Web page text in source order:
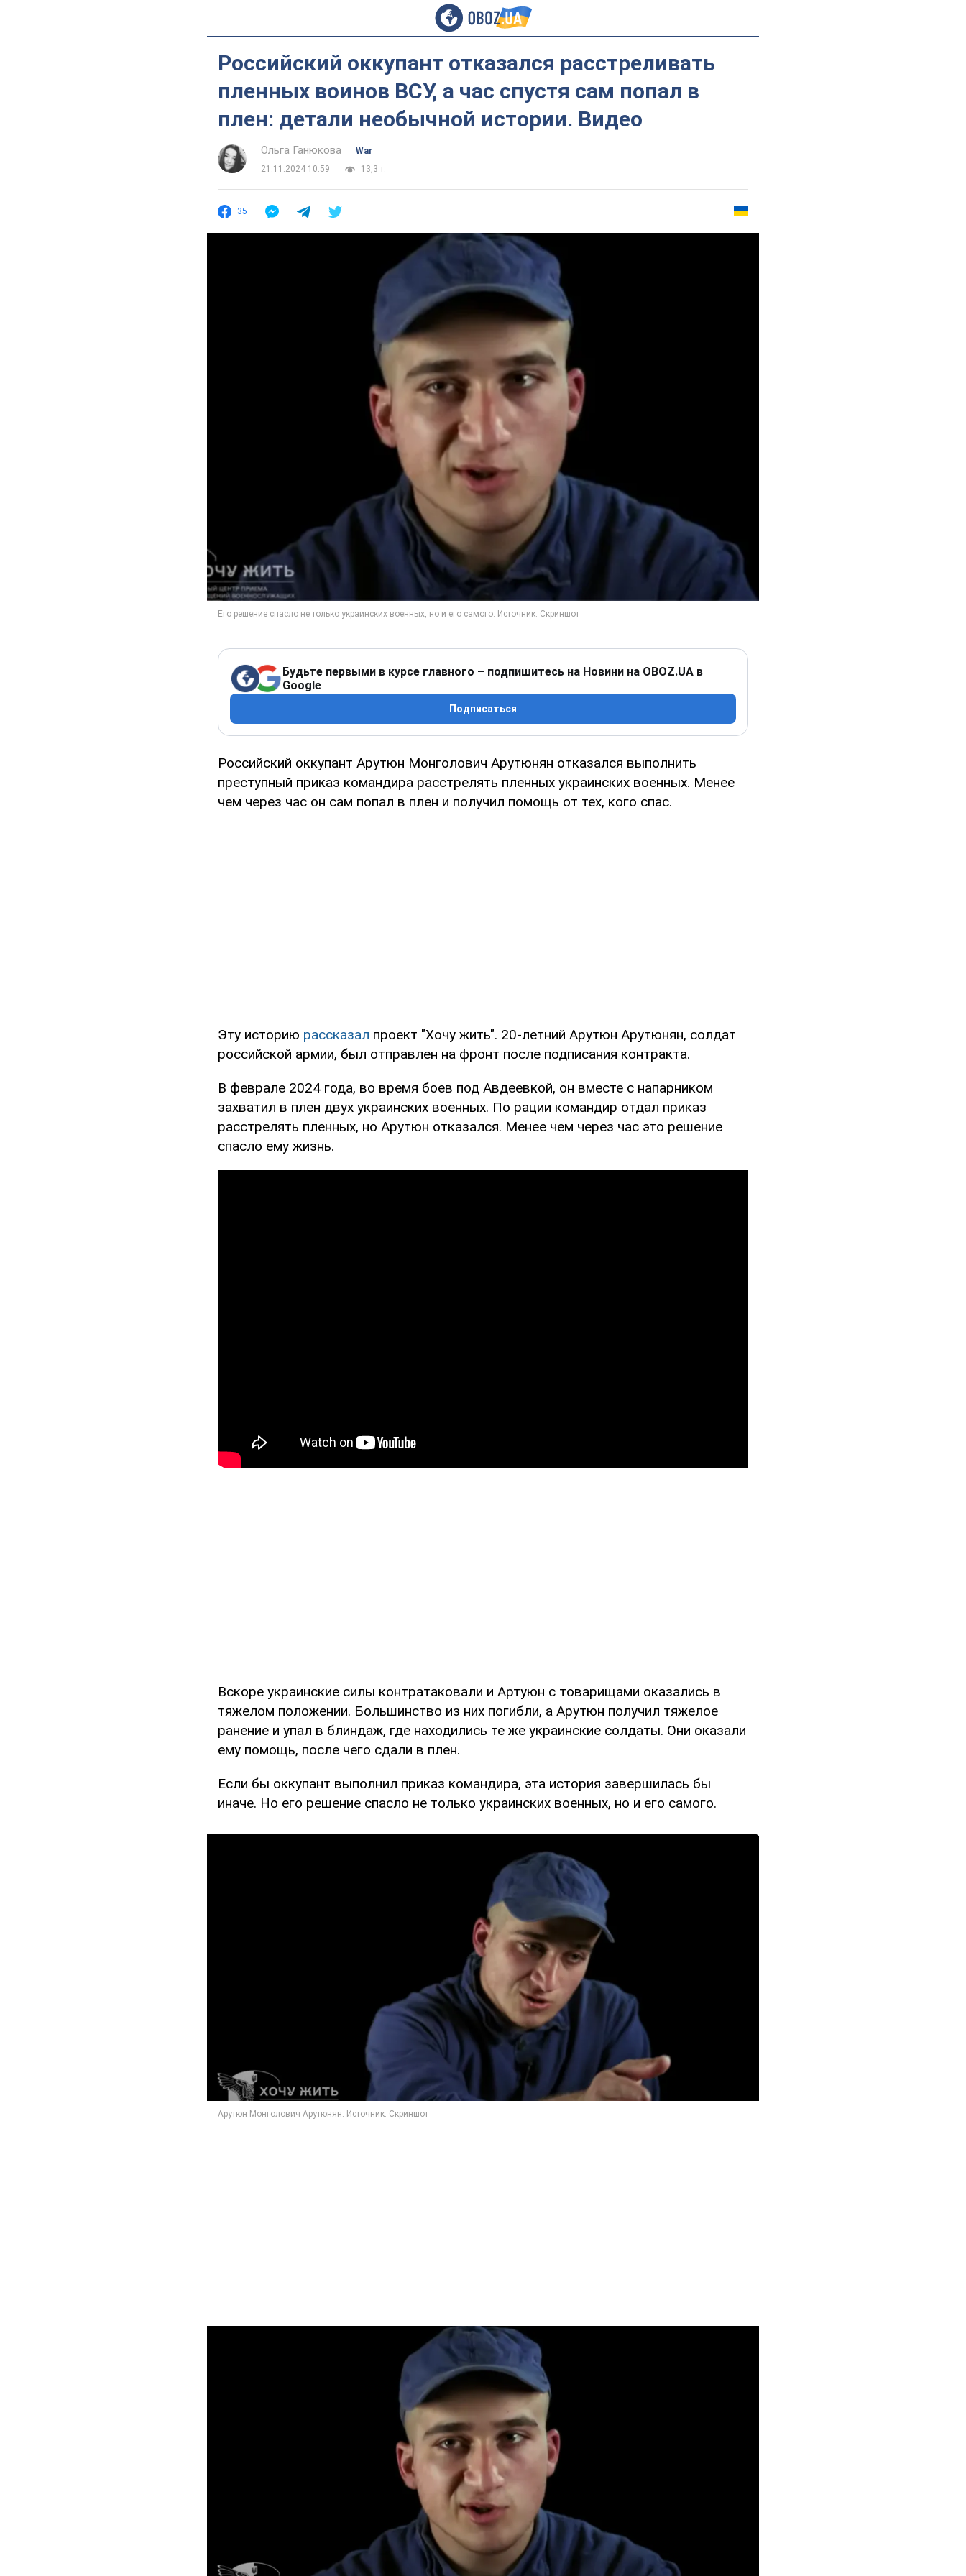
Российский оккупант отказался расстреливать
пленных воинов ВСУ, а час спустя сам попал в
плен: детали необычной истории. Видео
Ольга Ганюкова
War
21.11.2024 10:59
13,3 т.
35
Будьте первыми в курсе главного – подпишитесь на Новини на OBOZ.UA в
Google
Подписаться
Российский оккупант Арутюн Монголович Арутюнян отказался выполнить
преступный приказ командира расстрелять пленных украинских военных. Менее
чем через час он сам попал в плен и получил помощь от тех, кого спас.
Эту историю рассказал проект "Хочу жить". 20-летний Арутюн Арутюнян, солдат
российской армии, был отправлен на фронт после подписания контракта.
В феврале 2024 года, во время боев под Авдеевкой, он вместе с напарником
захватил в плен двух украинских военных. По рации командир отдал приказ
расстрелять пленных, но Арутюн отказался. Менее чем через час это решение
спасло ему жизнь.
Вскоре украинские силы контратаковали и Артуюн с товарищами оказались в
тяжелом положении. Большинство из них погибли, а Арутюн получил тяжелое
ранение и упал в блиндаж, где находились те же украинские солдаты. Они оказали
ему помощь, после чего сдали в плен.
Если бы оккупант выполнил приказ командира, эта история завершилась бы
иначе. Но его решение спасло не только украинских военных, но и его самого.